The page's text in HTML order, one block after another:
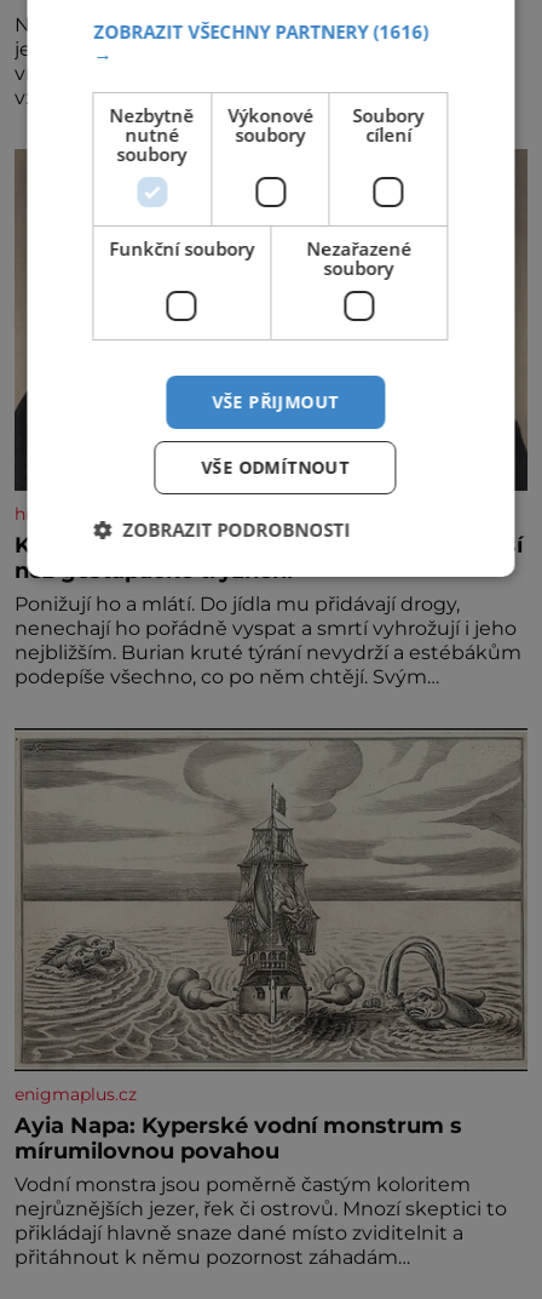
Největší český vinařský projekt Král vín ve svém již
jednadvacátém ročníku představil nejlepší domácí
vína. Ta vybírala odborná porota z celkem 1260
vzorků od 157 vinařů. Král vín, který se – i pře
historyplus.cz
Kněz Bohuslav Burian: Metody StB byly horší
než gestapácké trýznění
Ponižují ho a mlátí. Do jídla mu přidávají drogy,
nenechají ho pořádně vyspat a smrtí vyhrožují i jeho
nejbližším. Burian kruté týrání nevydrží a estébákům
podepíše všechno, co po něm chtějí. Svým
výslechů nikdo nevyvíjel fyzický ani psychický nátlak.
Syn brněnského řezníka chce být knězem a
enigmaplus.cz
Ayia Napa: Kyperské vodní monstrum s
mírumilovnou povahou
Vodní monstra jsou poměrně častým koloritem
nejrůznějších jezer, řek či ostrovů. Mnozí skeptici to
přikládají hlavně snaze dané místo zviditelnit a
přitáhnout k němu pozornost záhadám
ZOBRAZIT VŠECHNY PARTNERY(1616)
→
Nezbytně
nutné
soubory
Výkonové
soubory
Soubory
cílení
Funkční soubory
Nezařazené
soubory
VŠE PŘIJMOUT
VŠE ODMÍTNOUT
ZOBRAZIT PODROBNOSTI